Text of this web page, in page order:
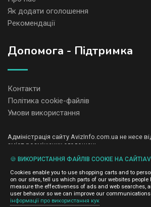
Як додати оголошення
Рекомендації
Допомога - Підтримка
Контакти
Політика cookie-файлів
Умови використання
Адміністрація сайту AvizInfo.com.ua не несе
зміст розміщених оголошень.
і не продаємо особисту інформацію
AvizInfo.com.ua третім особам. Ми не
конфіденційності сайтів на які посилається
деяких сторінках нашого сайту
Adsense Advertising Network. Щоб дізнатися
правила конфіденційності Google
🍪 ВИКОРИСТАННЯ ФАЙЛІВ COOKIE НА
Cookies enable you to use shopping carts and to
on our sites, tell us which parts of our websites people
measure the effectiveness of ads and web searches,
user behavior so we can improve our
інформації про використання кук